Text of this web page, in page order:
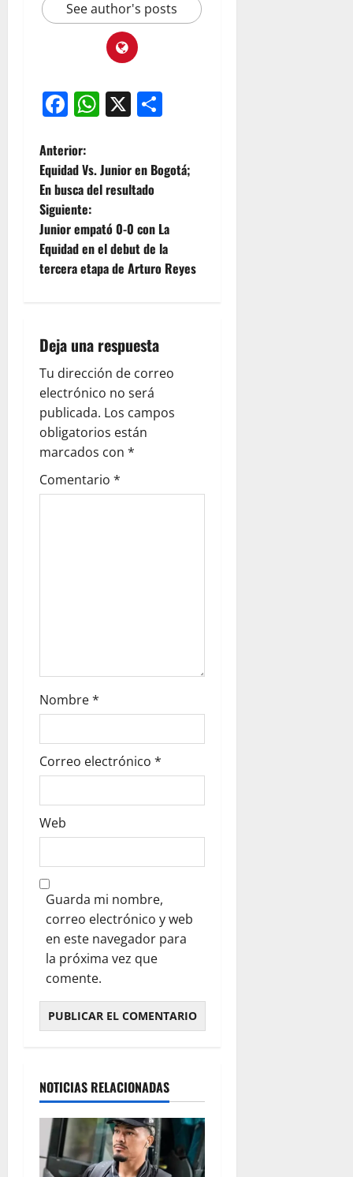
See author's posts
Facebook
WhatsApp
X
Anterior:
Equidad Vs. Junior en Bogotá;
En busca del resultado
Siguiente:
Junior empató 0-0 con La
Equidad en el debut de la
tercera etapa de Arturo Reyes
Deja una respuesta
Tu dirección de correo
electrónico no será
publicada. Los campos
obligatorios están
marcados con *
Comentario *
Nombre*
Correo electrónico *
Web
Guarda mi nombre,
correo electrónico y web
en este navegador para
la próxima vez que
comente.
NOTICIAS RELACIONADAS